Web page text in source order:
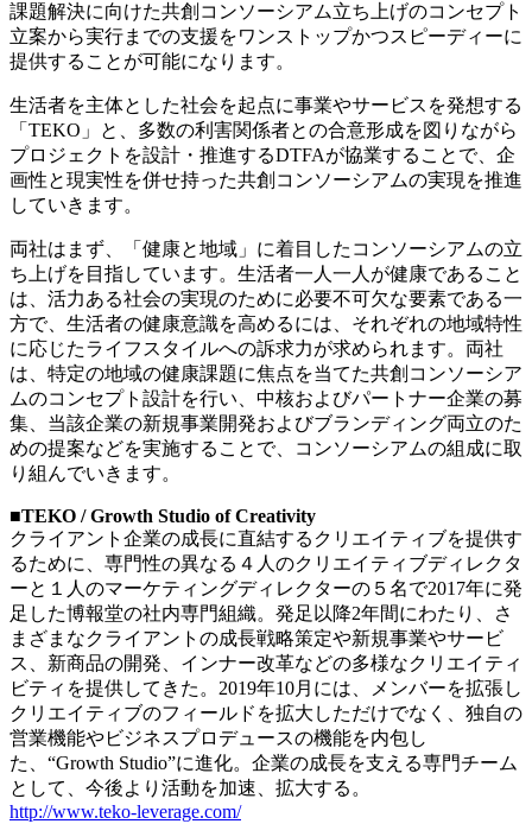
課題解決に向けた共創コンソーシアム立ち上げのコンセプト
立案から実行までの支援をワンストップかつスピーディーに
提供することが可能になります。
生活者を主体とした社会を起点に事業やサービスを発想する
「TEKO」と、多数の利害関係者との合意形成を図りながら
プロジェクトを設計・推進するDTFAが協業することで、企
画性と現実性を併せ持った共創コンソーシアムの実現を推進
していきます。
両社はまず、「健康と地域」に着目したコンソーシアムの立
ち上げを目指しています。生活者一人一人が健康であること
は、活力ある社会の実現のために必要不可欠な要素である一
方で、生活者の健康意識を高めるには、それぞれの地域特性
に応じたライフスタイルへの訴求力が求められます。両社
は、特定の地域の健康課題に焦点を当てた共創コンソーシア
ムのコンセプト設計を行い、中核およびパートナー企業の募
集、当該企業の新規事業開発およびブランディング両立のた
めの提案などを実施することで、コンソーシアムの組成に取
り組んでいきます。
■TEKO / Growth Studio of Creativity
クライアント企業の成長に直結するクリエイティブを提供す
るために、専門性の異なる４人のクリエイティブディレクタ
ーと１人のマーケティングディレクターの５名で2017年に発
足した博報堂の社内専門組織。発足以降2年間にわたり、さ
まざまなクライアントの成長戦略策定や新規事業やサービ
ス、新商品の開発、インナー改革などの多様なクリエイティ
ビティを提供してきた。2019年10月には、メンバーを拡張し
クリエイティブのフィールドを拡大しただけでなく、独自の
営業機能やビジネスプロデュースの機能を内包し
た、“Growth Studio”に進化。企業の成長を支える専門チーム
として、今後より活動を加速、拡大する。
http://www.teko-leverage.com/